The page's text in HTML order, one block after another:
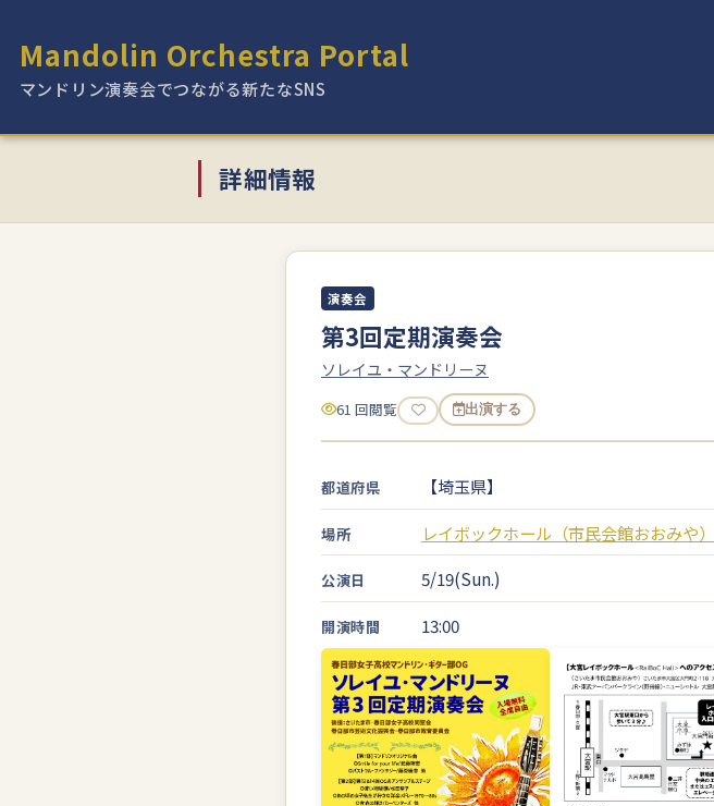
Mandolin Orchestra Portal
マンドリン演奏会でつながる新たなSNS
詳細情報
演奏会
第3回定期演奏会
ソレイユ・マンドリーヌ
61 回閲覧 出演する
都道府県 【埼玉県】
場所 レイボックホール（市民会館おおみや）
公演日 5/19(Sun.)
開演時間 13:00